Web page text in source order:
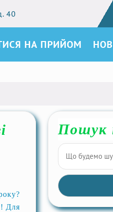
40
НА ПРИЙОМ
Для
Пошук